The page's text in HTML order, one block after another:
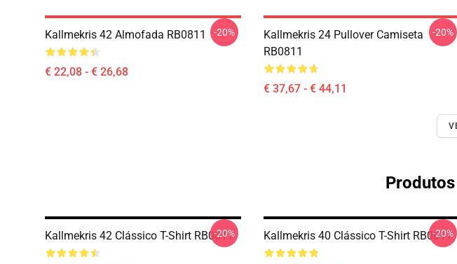
Kallmekris 42 Almofada RB0811
€ 22,08 - € 26,68
-20%
Kallmekris 24 Pullover Camiseta
RB0811
€ 37,67 - € 44,11
-20%
Kallmekris 42 Clássico T-Shirt RB0811
-20% Kallmekris 40 Clássico T-Shirt RB0811
-20%